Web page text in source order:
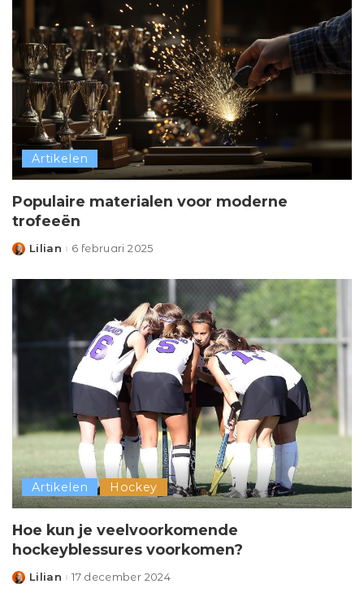
Artikelen
Populaire materialen voor moderne
trofeeën
Posted
Lilian 6 februari 2025
Artikelen Hockey
Hoe kun je veelvoorkomende
hockeyblessures voorkomen?
Posted
Lilian 17 december 2024